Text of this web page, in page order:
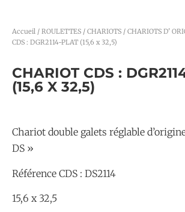
Accueil / ROULETTES / CHARIOTS / CHARIOTS D'
CDS : DGR2114-PLAT (15,6 x 32,5)
CHARIOT CDS :
(15,6 X 32,5)
Chariot double galets réglable
DS »
Référence CDS : DS2114
15,6 x 32,5